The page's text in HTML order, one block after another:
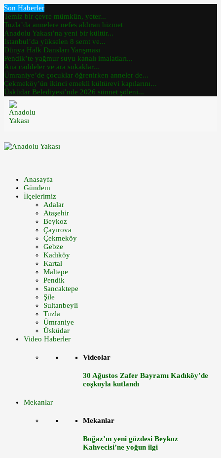
Son Haberler
Temiz bir çevre mümkün, yeter...
Tuzla’da annelere nefes aldıran hizmet
Anadolu Yakası’na yeni bir kültür...
İstanbul’da yükselen 8 semt ve...
Dünya Halk Dansları Yarışması
Pendik’te yağmur suyu kanalı imalatları...
Ana caddeler ve ara sokaklar...
Ümraniye’de çocuklar öğrenirken anneler de...
Çekmeköy’ün ikinci emekli kültürevi kapılarını...
Üsküdar Belediyesi’nde 2026 sünnet şöleni...
Anasayfa
Gündem
İlçelerimiz
Adalar
Ataşehir
Beykoz
Çayırova
Çekmeköy
Gebze
Kadıköy
Kartal
Maltepe
Pendik
Sancaktepe
Şile
Sultanbeyli
Tuzla
Ümraniye
Üsküdar
Video Haberler
Videolar
30 Ağustos Zafer Bayramı Kadıköy’de
coşkuyla kutlandı
Mekanlar
Mekanlar
Boğaz’ın yeni gözdesi Beykoz
Kahvecisi’ne yoğun ilgi